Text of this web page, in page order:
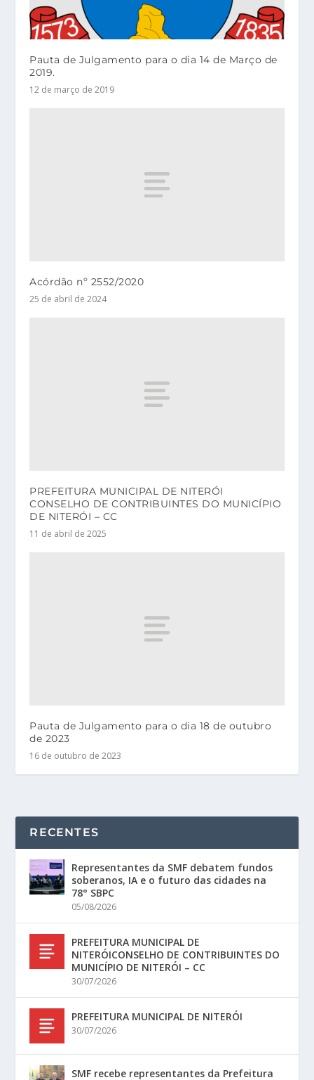
Pauta de Julgamento para o dia 14 de Março de
2019.
12 de março de 2019
Acórdão nº 2552/2020
25 de abril de 2024
PREFEITURA MUNICIPAL DE NITERÓI
CONSELHO DE CONTRIBUINTES DO MUNICÍPIO
DE NITERÓI – CC
11 de abril de 2025
Pauta de Julgamento para o dia 18 de outubro
de 2023
16 de outubro de 2023
RECENTES
Representantes da SMF debatem fundos
soberanos, IA e o futuro das cidades na
78° SBPC
05/08/2026
PREFEITURA MUNICIPAL DE
NITERÓICONSELHO DE CONTRIBUINTES DO
MUNICÍPIO DE NITERÓI – CC
30/07/2026
PREFEITURA MUNICIPAL DE NITERÓI
30/07/2026
SMF recebe representantes da Prefeitura